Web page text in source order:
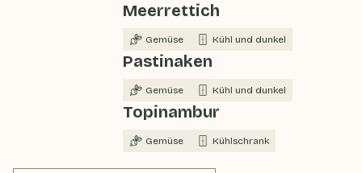
Meerrettich
Gemüse Kühl und dunkel
Pastinaken
Gemüse Kühl und dunkel
Topinambur
Gemüse Kühlschrank